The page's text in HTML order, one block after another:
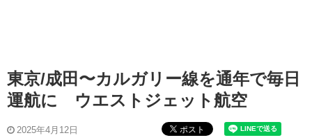
東京/成田〜カルガリー線を通年で毎日
運航に ウエストジェット航空
2025年4月12日 ポスト